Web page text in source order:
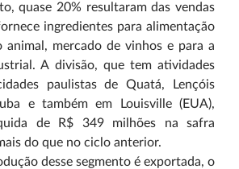
quase 20% resultaram das vendas
ingredientes para alimentação
animal, mercado de vinhos e para a
A divisão, que tem atividades
paulistas de Quatá, Lençóis
e também em Louisville (EUA),
de R$ 349 milhões na safra
do que no ciclo anterior.
desse segmento é exportada, o